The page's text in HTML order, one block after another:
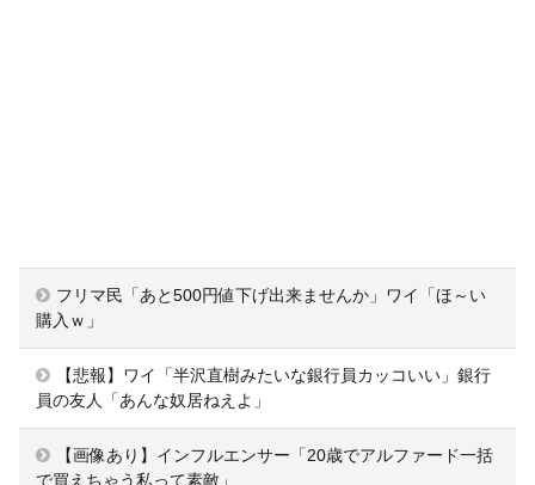
フリマ民「あと500円値下げ出来ませんか」ワイ「ほ～い
購入ｗ」
【悲報】ワイ「半沢直樹みたいな銀行員カッコいい」銀行
員の友人「あんな奴居ねえよ」
【画像あり】インフルエンサー「20歳でアルファード一括
で買えちゃう私って素敵」